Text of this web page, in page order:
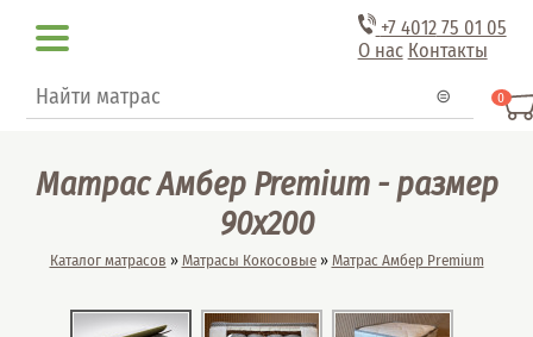
+7 401275 01 05
О нас Контакты
Форма поиска
Поиск 0
Матрас Амбер Premium - размер
90x200
Вы здесь
Каталог матрасов » Матрасы Кокосовые» Матрас Амбер Premium